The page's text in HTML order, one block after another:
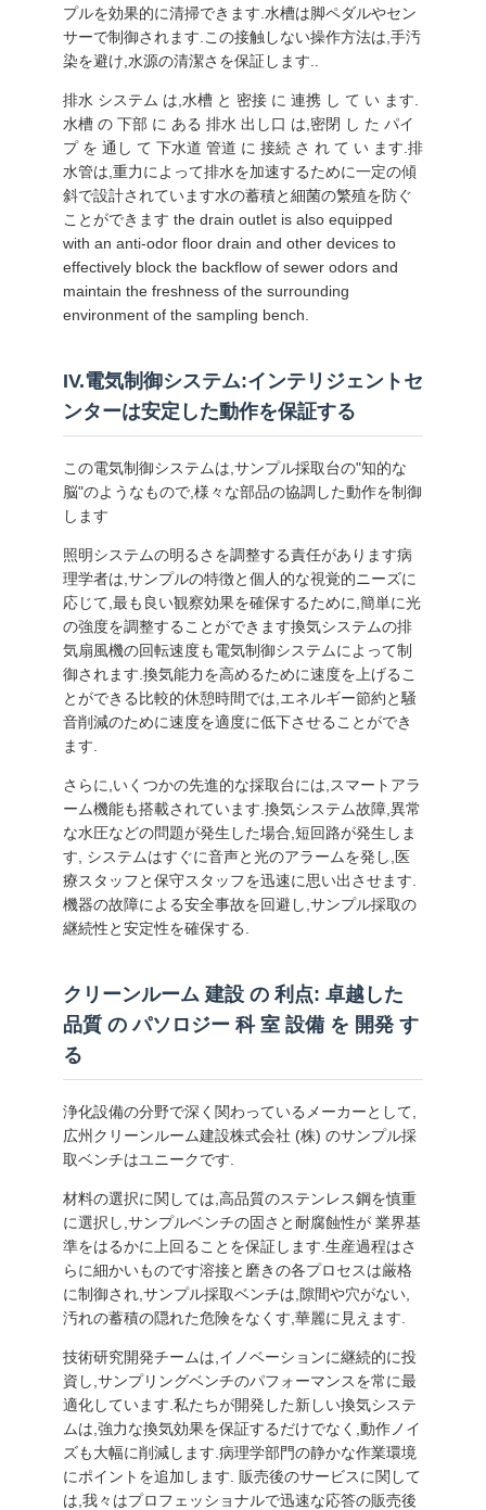
プルを効果的に清掃できます.水槽は脚ペダルやセン
サーで制御されます.この接触しない操作方法は,手汚
染を避け,水源の清潔さを保証します..
排水 システム は,水槽 と 密接 に 連携 し て い ます.
水槽 の 下部 に ある 排水 出し口 は,密閉 し た パイ
プ を 通し て 下水道 管道 に 接続 さ れ て い ます.排
水管は,重力によって排水を加速するために一定の傾
斜で設計されています水の蓄積と細菌の繁殖を防ぐ
ことができます the drain outlet is also equipped
with an anti-odor floor drain and other devices to
effectively block the backflow of sewer odors and
maintain the freshness of the surrounding
environment of the sampling bench.
IV.電気制御システム:インテリジェントセ
ンターは安定した動作を保証する
この電気制御システムは,サンプル採取台の"知的な
脳"のようなもので,様々な部品の協調した動作を制御
します
照明システムの明るさを調整する責任があります病
理学者は,サンプルの特徴と個人的な視覚的ニーズに
応じて,最も良い観察効果を確保するために,簡単に光
の強度を調整することができます換気システムの排
気扇風機の回転速度も電気制御システムによって制
御されます.換気能力を高めるために速度を上げるこ
とができる比較的休憩時間では,エネルギー節約と騒
音削減のために速度を適度に低下させることができ
ます.
さらに,いくつかの先進的な採取台には,スマートアラ
ーム機能も搭載されています.換気システム故障,異常
な水圧などの問題が発生した場合,短回路が発生しま
す, システムはすぐに音声と光のアラームを発し,医
療スタッフと保守スタッフを迅速に思い出させます.
機器の故障による安全事故を回避し,サンプル採取の
継続性と安定性を確保する.
クリーンルーム 建設 の 利点: 卓越した
品質 の パソロジー 科 室 設備 を 開発 す
る
浄化設備の分野で深く関わっているメーカーとして,
広州クリーンルーム建設株式会社 (株) のサンプル採
取ベンチはユニークです.
材料の選択に関しては,高品質のステンレス鋼を慎重
に選択し,サンプルベンチの固さと耐腐蝕性が 業界基
準をはるかに上回ることを保証します.生産過程はさ
らに細かいものです溶接と磨きの各プロセスは厳格
に制御され,サンプル採取ベンチは,隙間や穴がない,
汚れの蓄積の隠れた危険をなくす,華麗に見えます.
技術研究開発チームは,イノベーションに継続的に投
資し,サンプリングベンチのパフォーマンスを常に最
適化しています.私たちが開発した新しい換気システ
ムは,強力な換気効果を保証するだけでなく,動作ノイ
ズも大幅に削減します.病理学部門の静かな作業環境
にポイントを追加します. 販売後のサービスに関して
は,我々はプロフェッショナルで迅速な応答の販売後